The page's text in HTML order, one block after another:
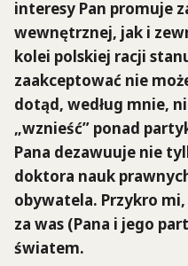
interesy Pan promuje
wewnętrznej, jak i
kolei polskiej racji
zaakceptować nie
dotąd, według mnie,
„wznieść” ponad
Pana dezawuuje nie
doktora nauk
obywatela. Przykro
za was (Pana i jego
światem.